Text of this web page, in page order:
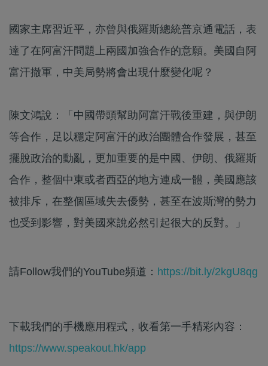
國家主席習近平，亦曾與俄羅斯總統普京通電話，表
達了在阿富汗問題上兩國加強合作的意願。美國自阿
富汗撤軍，中美局勢將會出現什麼變化呢？
陳文鴻說：「中國帶頭幫助阿富汗戰後重建，與伊朗
等合作，足以穩定阿富汗的政治團體合作發展，甚至
擺脫政治的動亂，更加重要的是中國、伊朗、俄羅斯
合作，整個中東或者西亞的地方連成一體，美國應該
被排斥，在整個區域失去優勢，甚至在波斯灣的勢力
也受到影響，對美國來說必然引起很大的反對。」
請Follow我們的YouTube頻道： https://bit.ly/2kgU8qg
下載我們的手機應用程式，收看第一手精彩內容：
https://www.speakout.hk/app